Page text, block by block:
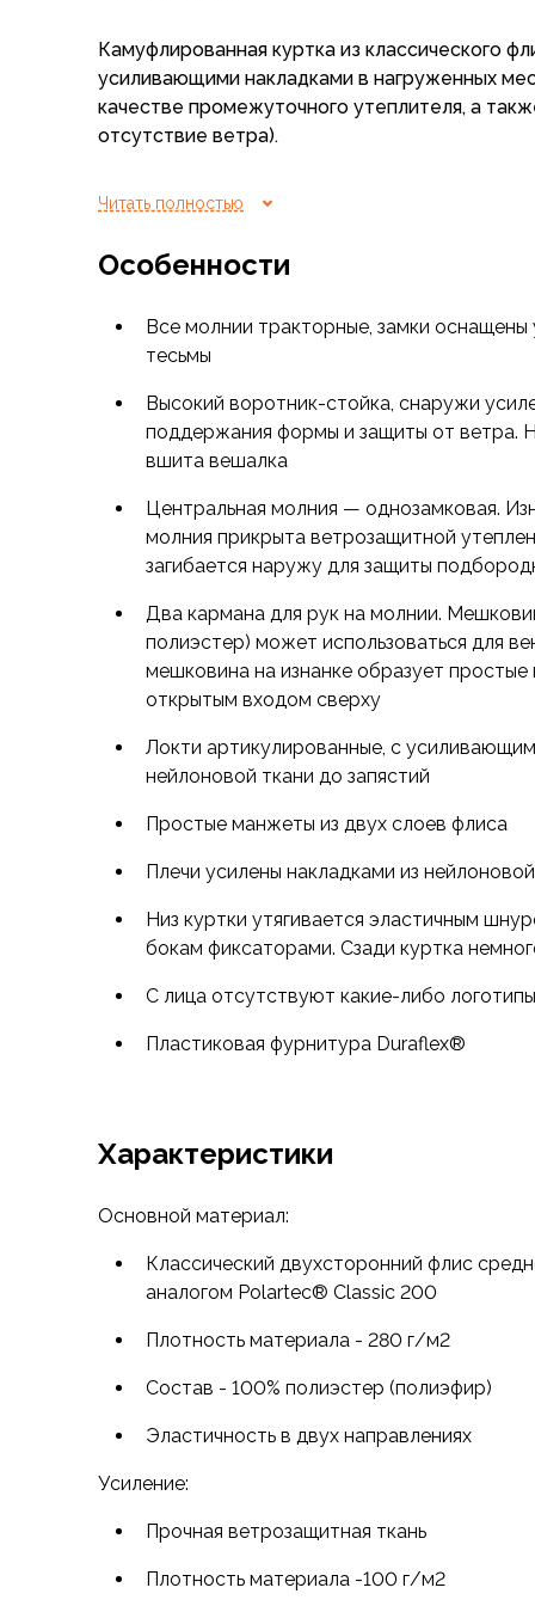
Беговые и спортивные
Пончо и дождевики
Пуховые куртки
Куртки с синтетическим утеплителем
Брюки
Брюки софтшелл и ветрозащита
Брюки с синтетическим утеплителем
Беговые и спортивные
Шорты
Термобелье
Термофутболки
Термолеггинсы
Толстовки, худи
Футболки
Нижнее белье
Мужская обувь
Ботинки
Утепленные
Неутепленные
Полуботинки
Кроссовки
Повседневные кроссовки
Сапоги
Зимние
Демисезонные
Вкладыши
Гамаши, бахилы
Шнурки, стельки
Сушилки для обуви
Ледоступы
Женская обувь
Ботинки
Сапоги
Аксессуары для обуви
Уход за обувью
Сушилки для обуви
Ледоступы
Аксессуары
Камуфлированная куртка из классического
усиливающими накладками в нагруженных
качестве промежуточного утеплителя, а
отсутствие ветра).
Является более функциональным вариантом
Читать полностью
Особенности
Все молнии тракторные, замки оснащены
тесьмы
Высокий воротник-стойка, снаружи
поддержания формы и защиты от ветра.
вшита вешалка
Центральная молния — однозамковая.
молния прикрыта ветрозащитной
загибается наружу для защиты
Два кармана для рук на молнии.
полиэстер) может использоваться для
мешковина на изнанке образует
открытым входом сверху
Локти артикулированные, с
нейлоновой ткани до запястий
Простые манжеты из двух слоев флиса
Плечи усилены накладками из
Низ куртки утягивается эластичным
бокам фиксаторами. Сзади куртка
С лица отсутствуют какие-либо логотипы
Пластиковая фурнитура Duraflex®
Характеристики
Основной материал:
Классический двухсторонний флис
аналогом Polartec® Classic 200
Плотность материала - 280 г/м2
Состав - 100% полиэстер (полиэфир)
Эластичность в двух направлениях
Усиление:
Прочная ветрозащитная ткань
Плотность материала -100 г/м2